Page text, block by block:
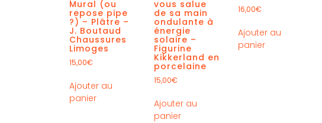
Mural (ou
repose pipe
?) – Plâtre –
J. Boutaud
Chaussures
Limoges
15,00€
Ajouter au
panier
vous salue
de sa main
ondulante à
énergie
solaire –
Figurine
Kikkerland en
porcelaine
15,00€
Ajouter au
panier
16,00€
Ajouter au
panier